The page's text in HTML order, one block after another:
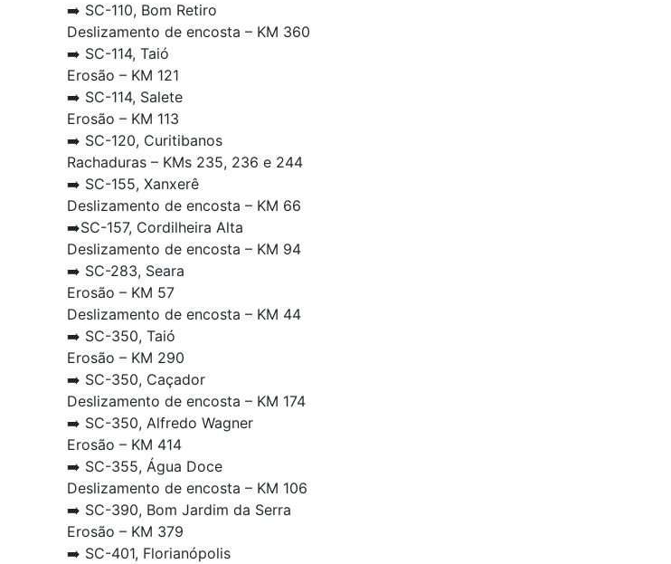
➡️ SC-110, Bom Retiro
Deslizamento de encosta – KM 360
➡️ SC-114, Taió
Erosão – KM 121
➡️ SC-114, Salete
Erosão – KM 113
➡️ SC-120, Curitibanos
Rachaduras – KMs 235, 236 e 244
➡️ SC-155, Xanxerê
Deslizamento de encosta – KM 66
➡️SC-157, Cordilheira Alta
Deslizamento de encosta – KM 94
➡️ SC-283, Seara
Erosão – KM 57
Deslizamento de encosta – KM 44
➡️ SC-350, Taió
Erosão – KM 290
➡️ SC-350, Caçador
Deslizamento de encosta – KM 174
➡️ SC-350, Alfredo Wagner
Erosão – KM 414
➡️ SC-355, Água Doce
Deslizamento de encosta – KM 106
➡️ SC-390, Bom Jardim da Serra
Erosão – KM 379
➡️ SC-401, Florianópolis